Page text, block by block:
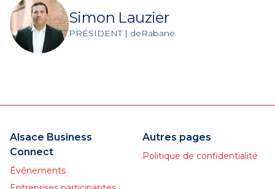
Simon Lauzier
PRÉSIDENT | deRabane
Alsace Business
Connect
Événements
Autres pages
Politique de confidentialité